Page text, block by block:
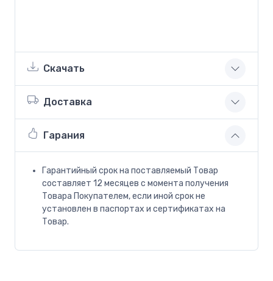
Скачать
Доставка
Гарания
Гарантийный срок на поставляемый Товар
составляет 12 месяцев с момента получения
Товара Покупателем, если иной срок не
установлен в паспортах и сертификатах на
Товар.